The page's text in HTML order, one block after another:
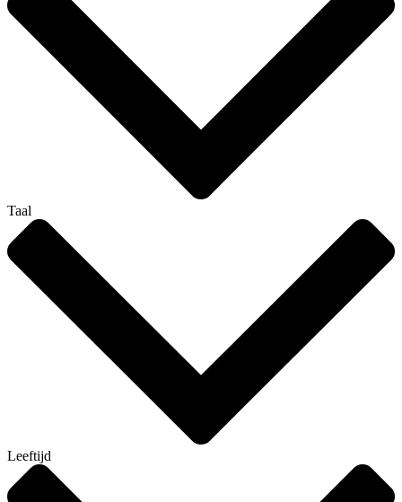
Taal
Leeftijd